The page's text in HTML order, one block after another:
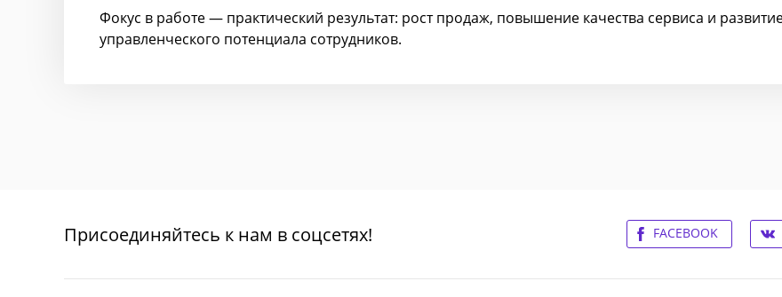
Фокус в работе — практический результат: рост продаж, повышение качества сервиса и
управленческого потенциала сотрудников.
Присоединяйтесь к нам в соцсетях! FACEBOOK